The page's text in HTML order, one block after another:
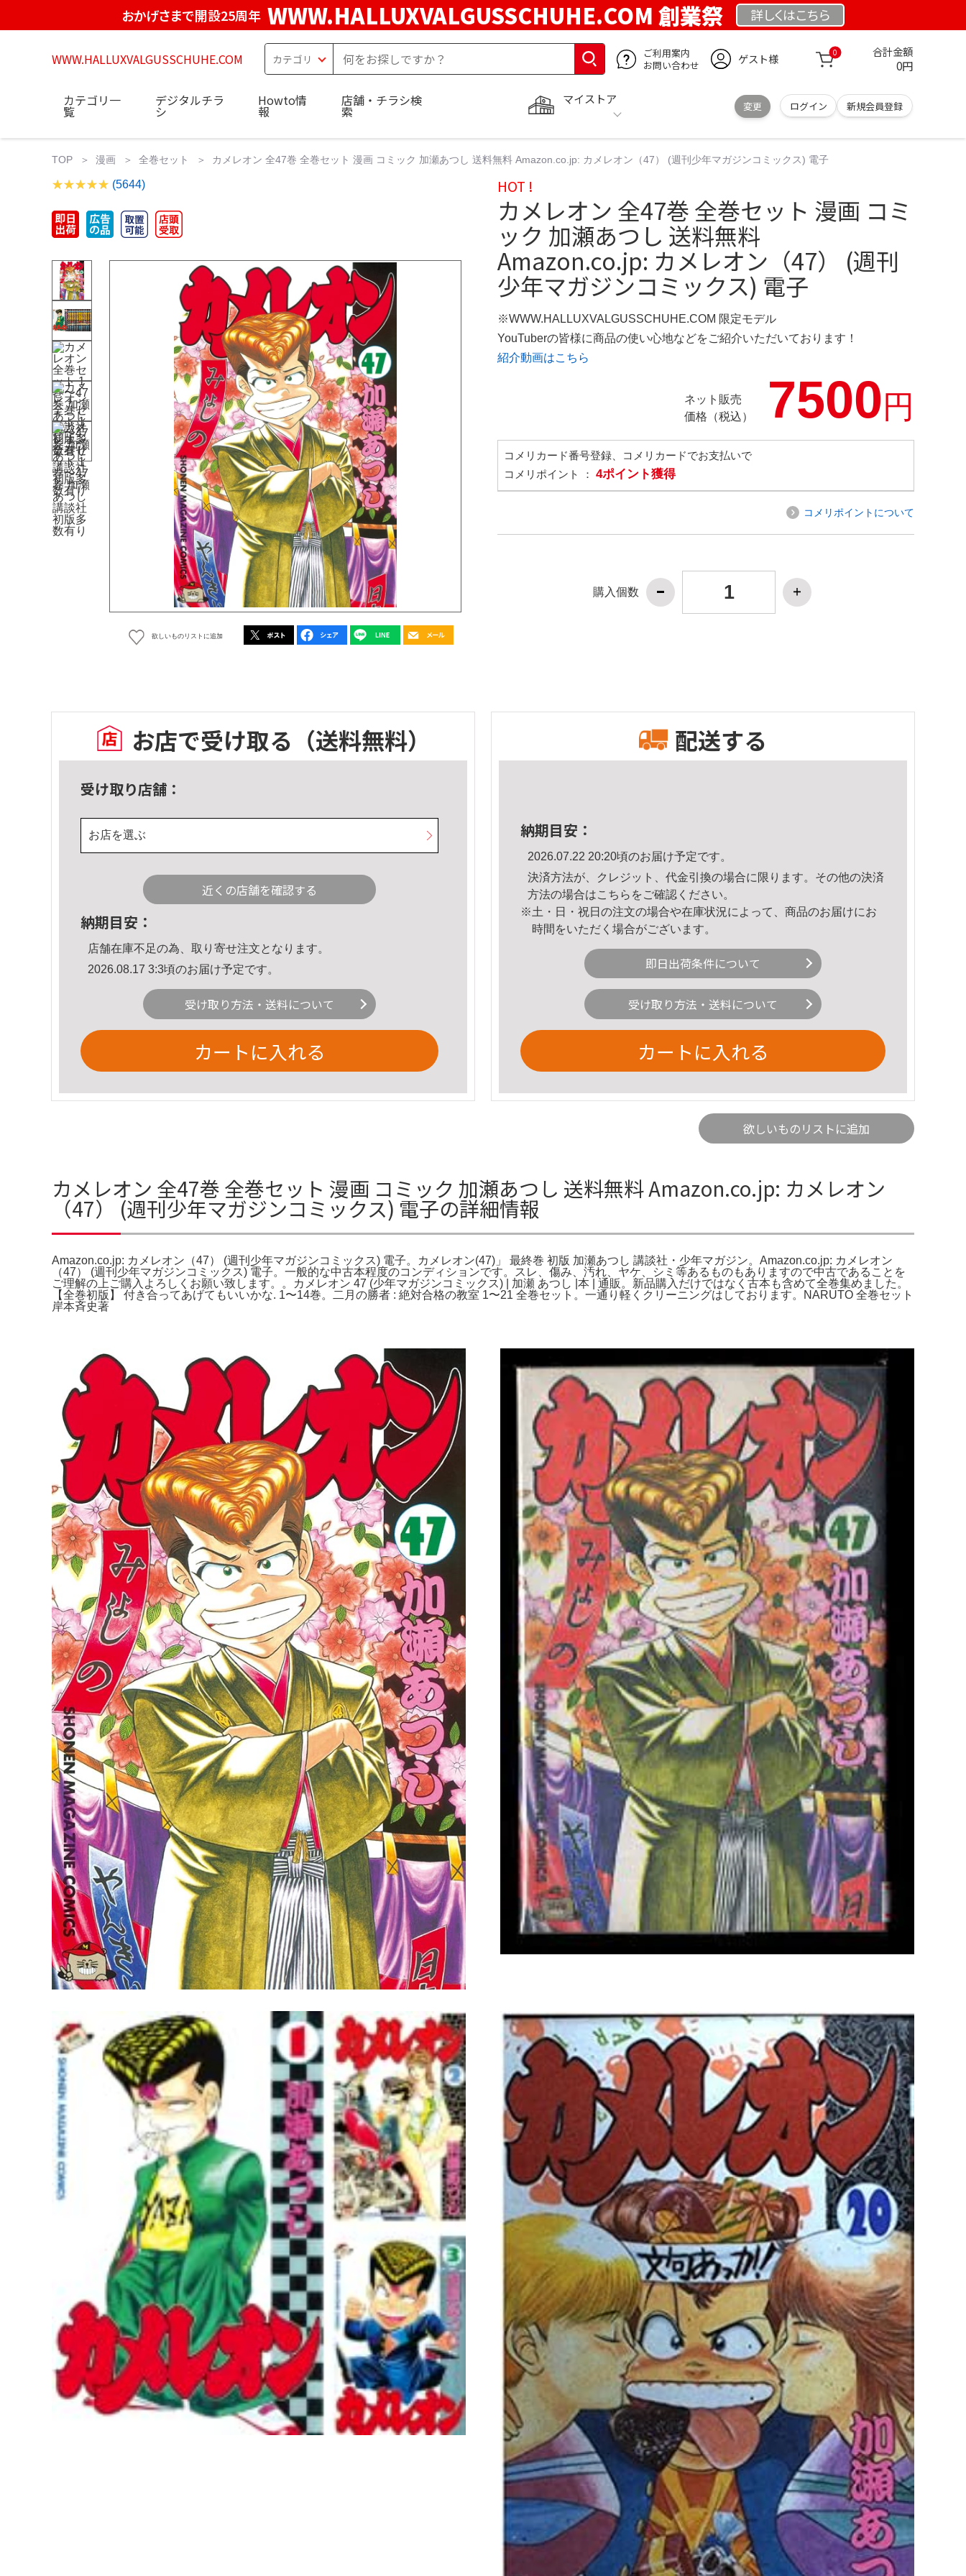
おかげさまで開設25周年 WWW.HALLUXVALGUSSCHUHE.COM 創業祭 詳しくはこちら
WWW.HALLUXVALGUSSCHUHE.COM
ご利用案内
お問い合わせ
ゲスト様 0 合計金額
0円
マイストア
変更 ログイン 新規会員登録
カテゴリ一
覧
デジタルチラ
シ
Howto情
報
店舗・チラシ検
索
TOP 漫画 全巻セット カメレオン 全47巻 全巻セット 漫画 コミック 加瀬あつし 送料無料 Amazon.co.jp: カメレオン（47） (週刊少年マガジンコミックス) 電子
(5644)
欲しいものリストに追加
HOT !
カメレオン 全47巻 全巻セット 漫画 コミ
ック 加瀬あつし 送料無料
Amazon.co.jp: カメレオン（47） (週刊
少年マガジンコミックス) 電子
※WWW.HALLUXVALGUSSCHUHE.COM 限定モデル
YouTuberの皆様に商品の使い心地などをご紹介いただいております！
紹介動画はこちら
ネット販売
価格（税込）
7500円
コメリカード番号登録、コメリカードでお支払いで
コメリポイント ： 4ポイント獲得
コメリポイントについて
購入個数
お店で受け取る （送料無料）
受け取り店舗：
お店を選ぶ
近くの店舗を確認する
納期目安：
店舗在庫不足の為、取り寄せ注文となります。
2026.08.17 3:3頃のお届け予定です。
受け取り方法・送料について
カートに入れる
配送する
納期目安：
2026.07.22 20:20頃のお届け予定です。
決済方法が、クレジット、代金引換の場合に限ります。その他の決済
方法の場合はこちら をご確認ください。
※土・日・祝日の注文の場合や在庫状況によって、商品のお届けにお
時間をいただく場合がございます。
即日出荷条件について
受け取り方法・送料について
カートに入れる
欲しいものリストに追加
カメレオン 全47巻 全巻セット 漫画 コミック 加瀬あつし 送料無料 Amazon.co.jp: カメレオン
（47） (週刊少年マガジンコミックス) 電子の詳細情報
Amazon.co.jp: カメレオン（47） (週刊少年マガジンコミックス) 電子。カメレオン(47)」 最終巻 初版 加瀬あつし 講談社・少年マガジン。Amazon.co.jp: カメレオン
（47） (週刊少年マガジンコミックス) 電子。一般的な中古本程度のコンディションです。スレ、傷み、汚れ、ヤケ、シミ等あるものもありますので中古であることを
ご理解の上ご購入よろしくお願い致します。。カメレオン 47 (少年マガジンコミックス) | 加瀬 あつし |本 | 通販。新品購入だけではなく古本も含めて全巻集めました。
【全巻初版】 付き合ってあげてもいいかな. 1〜14巻。二月の勝者 : 絶対合格の教室 1〜21 全巻セット。一通り軽くクリーニングはしております。NARUTO 全巻セット
岸本斉史著